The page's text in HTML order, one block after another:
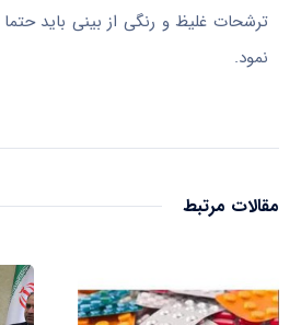
ترشحات غلیظ و رنگی از بینی باید
نمود.
مقالات مرتبط